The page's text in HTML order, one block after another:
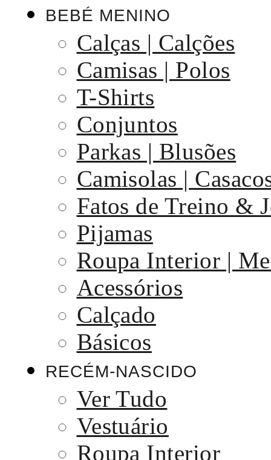
BEBÉ MENINO
Calças | Calções
Camisas | Polos
T-Shirts
Conjuntos
Parkas | Blusões
Camisolas |
Fatos de Treino &
Pijamas
Roupa Interior |
Acessórios
Calçado
Básicos
RECÉM-NASCIDO
Ver Tudo
Vestuário
Roupa Interior